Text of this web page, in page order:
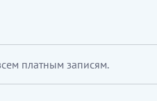
платным записям.